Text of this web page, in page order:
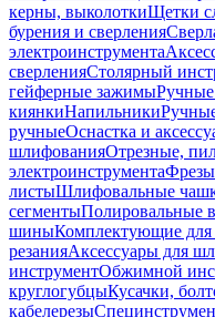
керны, выколоткиЩетки
бурения и сверления
электроинструмента
сверленияСтолярный
гейферные зажимы
киянкиНапильники
ручныеОснастка и
шлифованияОтрезные,
электроинструментаФрезы
листыШлифовальные
сегментыПолировальные
шиныКомплектующие для
резанияАксессуары для
инструментОбжимной
круглогубцыКусачки,
кабелерезы